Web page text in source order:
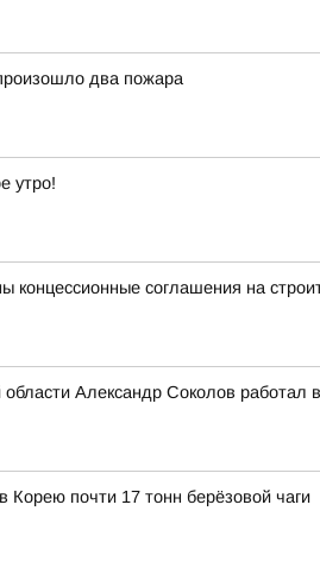
два пожара
утро!
концессионные соглашения на
области Александр Соколов работал
Корею почти 17 тонн берёзовой чаги